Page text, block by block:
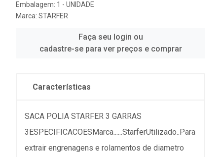
Embalagem: 1 - UNIDADE
Marca: STARFER
Faça seu login ou
cadastre-se para ver preços e comprar
Características
SACA POLIA STARFER 3 GARRAS
3ESPECIFICACOESMarca......StarferUtilizado..Para
extrair engrenagens e rolamentos de diametro